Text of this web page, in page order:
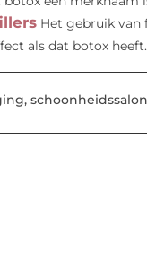
Het gebruik van
als dat botox
,